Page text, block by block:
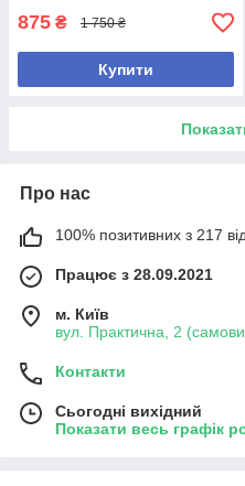
875 ₴ 1 750 ₴
Купити
Про нас
100% позитивних з 217
Працює з 28.09.2021
м. Київ
вул. Практична, 2
Контакти
Сьогодні вихідний
Показати весь графік